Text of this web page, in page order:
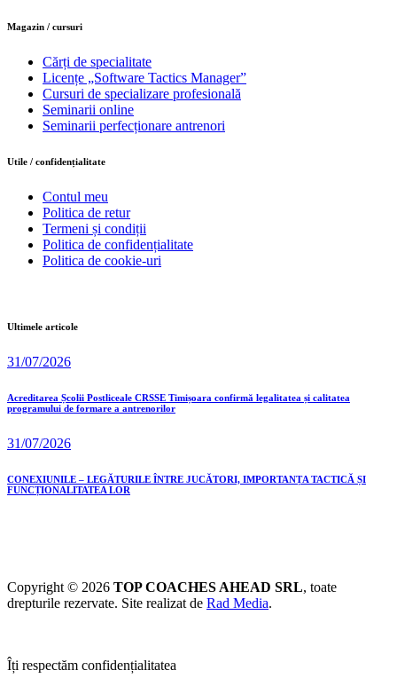
Magazin / cursuri
Cărți de specialitate
Licențe „Software Tactics Manager”
Cursuri de specializare profesională
Seminarii online
Seminarii perfecționare antrenori
Utile / confidențialitate
Contul meu
Politica de retur
Termeni și condiții
Politica de confidențialitate
Politica de cookie-uri
Ultimele articole
31/07/2026
Acreditarea Școlii Postliceale CRSSE Timișoara confirmă legalitatea și calitatea
programului de formare a antrenorilor
31/07/2026
CONEXIUNILE – LEGĂTURILE ÎNTRE JUCĂTORI, IMPORTANȚA TACTICĂ ȘI
FUNCȚIONALITATEA LOR
Copyright © 2026 TOP COACHES AHEAD SRL, toate
drepturile rezervate. Site realizat de Rad Media.
Îți respectăm confidențialitatea